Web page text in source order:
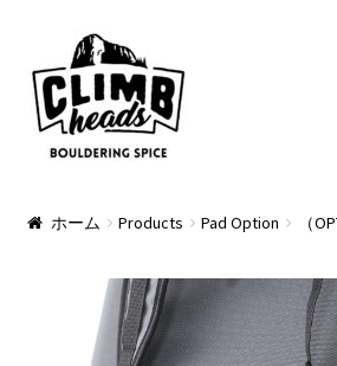
ビ
ゲ
ー
ン
ン
テ
ン
ス
Apparel
ホーム Products Pad Option （